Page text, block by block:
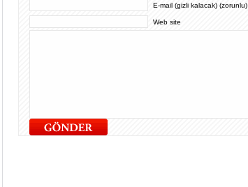
E-mail (gizli kalacak) (zorunlu)
Web site